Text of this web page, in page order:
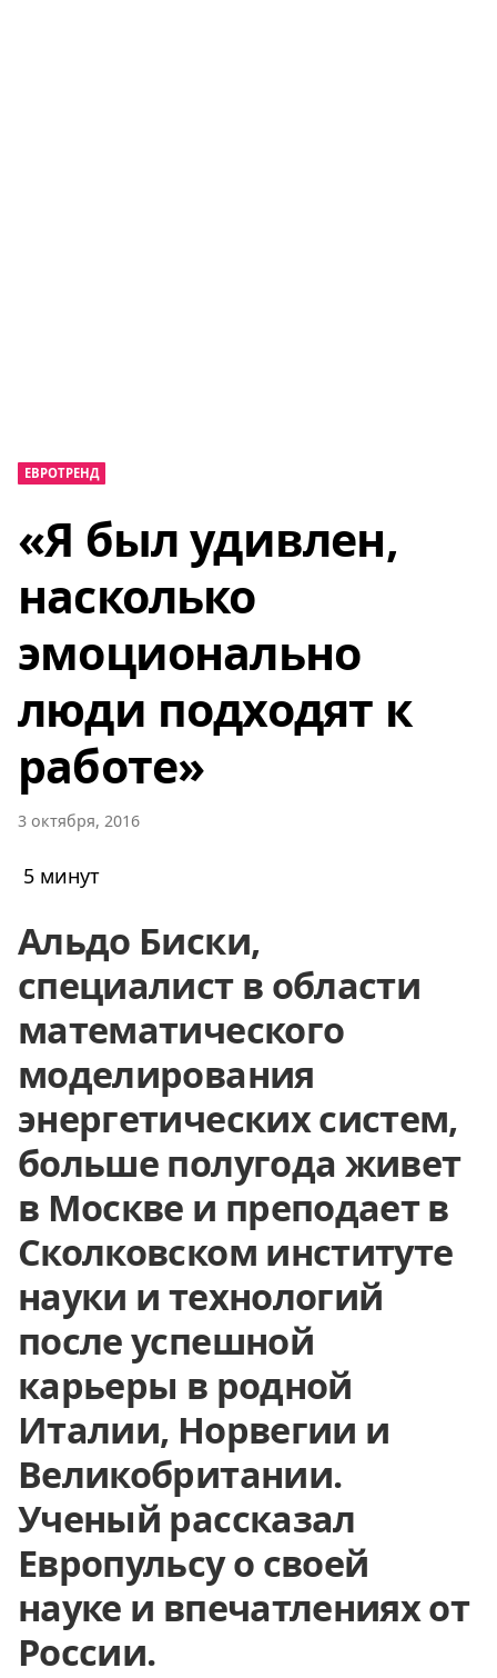
ЕВРОТРЕНД
«Я был удивлен,
насколько
эмоционально
люди подходят к
работе»
3 октября, 2016
5 минут
Альдо Биски,
специалист в области
математического
моделирования
энергетических систем,
больше полугода живет
в Москве и преподает в
Сколковском институте
науки и технологий
после успешной
карьеры в родной
Италии, Норвегии и
Великобритании.
Ученый рассказал
Европульсу о своей
науке и впечатлениях от
России.